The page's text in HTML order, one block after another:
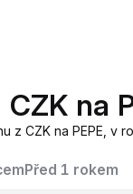
na
z CZK na PEPE,
Před 1 rokem